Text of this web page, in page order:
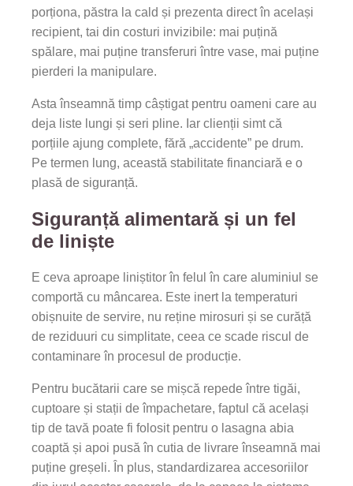
porționa, păstra la cald și prezenta direct în același
recipient, tai din costuri invizibile: mai puțină
spălare, mai puține transferuri între vase, mai puține
pierderi la manipulare.
Asta înseamnă timp câștigat pentru oameni care au
deja liste lungi și seri pline. Iar clienții simt că
porțiile ajung complete, fără „accidente” pe drum.
Pe termen lung, această stabilitate financiară e o
plasă de siguranță.
Siguranță alimentară și un fel
de liniște
E ceva aproape liniștitor în felul în care aluminiul se
comportă cu mâncarea. Este inert la temperaturi
obișnuite de servire, nu reține mirosuri și se curăță
de reziduuri cu simplitate, ceea ce scade riscul de
contaminare în procesul de producție.
Pentru bucătarii care se mișcă repede între tigăi,
cuptoare și stații de împachetare, faptul că același
tip de tavă poate fi folosit pentru o lasagna abia
coaptă și apoi pusă în cutia de livrare înseamnă mai
puține greșeli. În plus, standardizarea accesoriilor